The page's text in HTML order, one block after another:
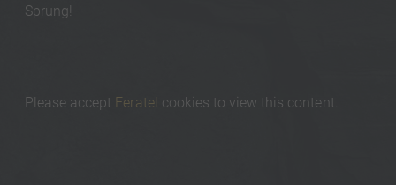
Sprung!
Please accept Feratel cookies to view this content.